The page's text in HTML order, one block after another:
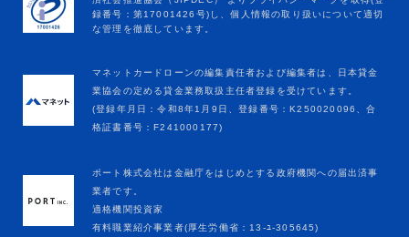
マネットカードローンの編集責任者および編集者は、日本貸金
業協会の定める貸金業務取扱主任者登録を受けています。
(登録年月日：令和8年1月9日、登録番号：K250020096、合
格証書番号：F241000177)
ポート株式会社は金融庁をはじめとする政府機関への届出済事
業者です。
適格機関投資家
有料職業紹介事業者(厚生労働省：13-ﾕ-305645)